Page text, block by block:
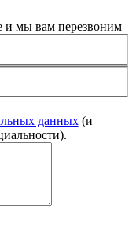
и мы вам перезвоним
данных(и